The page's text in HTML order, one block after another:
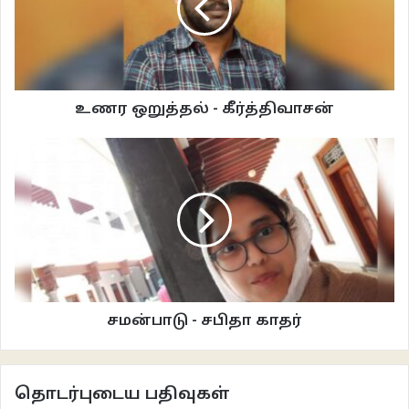
பிழைப்பிற்கு பகல் நேர வேலை என்று அல்லாடிக் கொண்டிருந்தார். இருந்தும்
எழுதுவதை நிறுத்தவில்லை. நாடகங்களும் எழுதி வந்தார். ஒவ்வொரு சமயம்
நண்பர்கள் போடும் நாடகத்தில் நடிக்கவும் செய்த்தார். அவரின் காலம் இப்படியே
சினிமாவிற்கும், தொலைகாட்சி நாடகங்களுக்கும் வசனம் எழுதித் தர
ஆசைதான், ஆனால், வீட்டில் மூன்று குழந்தைகளை வைத்துக் கொண்டு அது
சாத்தியப் படவில்லை. மூன்று என்று சொன்னது அவளது கணவரையும்
சேர்த்துத்தான்.
இப்போது குழந்தைகள் பெரியவர்கள் ஆகிவிட்டார்கள். மூத்தவன் வெளியூரில்
இருக்கிறான். இளையவன் படித்துக் கொண்டிருக்கிறான். பத்மினி திரை
விமர்சனம் எழுதியதிலிருந்து நாற்பத்தி ஐந்து வருடங்களில் பத்து புத்தகங்கள்
தொகுப்பு, இரண்டு குறுநாவல்கள் மற்றும் ஒரு நாவல். சில புத்தகங்கள் தமிழ்நாடு
இணையத்தில் ஆவணம் செய்து எலக்ட்ரானிக் புத்தகங்களாக வைத்துவிட்டாள்.
உணர ஒறுத்தல் - கீர்த்திவாசன்
சமன்பாடு - சபிதா காதர்
தொடர்புடைய பதிவுகள்